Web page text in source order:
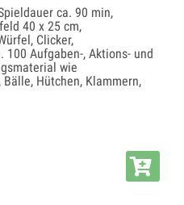
ca. 90 min,
40 x 25 cm,
Clicker,
100 Aufgaben-, Aktions- und
wie
Hütchen, Klammern,